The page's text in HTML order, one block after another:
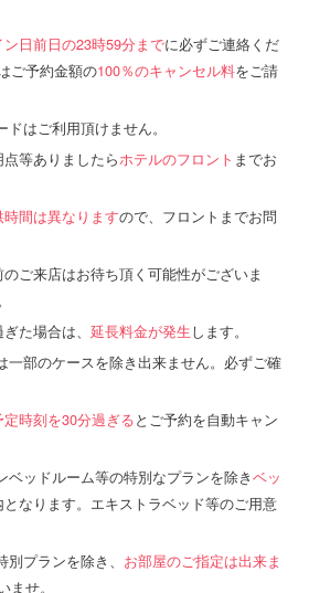
日前日の23時59分までに必ずご連絡くだ
ご予約金額の100％のキャンセル料をご請
はご利用頂けません。
等ありましたらホテルのフロント までお
間は異なりますので、フロントまでお問
ご来店はお待ち頂く可能性がございま
た場合は、延長料金が発生します。
一部のケースを除き出来ません。必ずご確
時刻を30分過ぎるとご予約を自動キャン
ベッドルーム等の特別なプランを除きベッ
なります。エキストラベッド等のご用意
プランを除き、 お部屋のご指定は出来ま
せ。